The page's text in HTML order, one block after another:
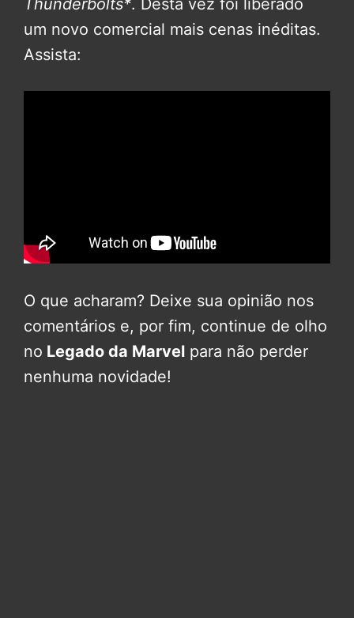
Thunderbolts*. Desta vez foi liberado
um novo comercial mais cenas inéditas.
Assista:
O que acharam? Deixe sua opinião nos
comentários e, por fim, continue de olho
no Legado da Marvel para não perder
nenhuma novidade!